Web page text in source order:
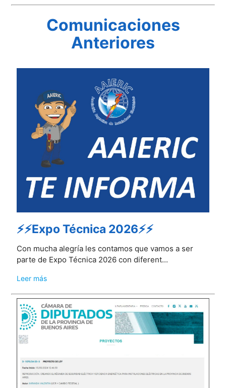
Comunicaciones
Anteriores
⚡⚡Expo Técnica 2026⚡⚡
Con mucha alegría les contamos que vamos a ser
parte de Expo Técnica 2026 con diferent...
Leer más